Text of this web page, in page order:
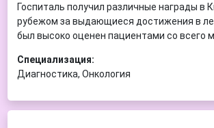
Госпиталь получил различные награды в
рубежом за выдающиеся достижения в
был высоко оценен пациентами со всего
Специализация:
Диагностика, Онкология